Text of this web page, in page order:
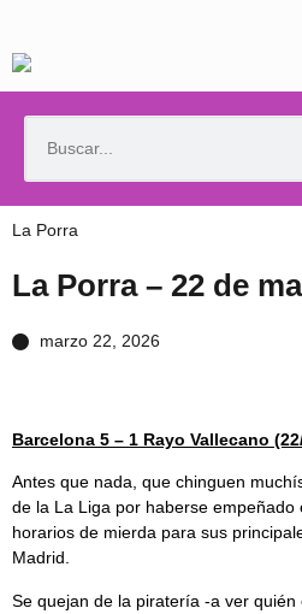
La Porra
La Porra – 22 de
marzo 22, 2026
Barcelona 5 – 1 Rayo Vallecano
Antes que nada, que chinguen
de la La Liga por haberse
horarios de mierda para sus
Madrid.
Se quejan de la piratería -a ver